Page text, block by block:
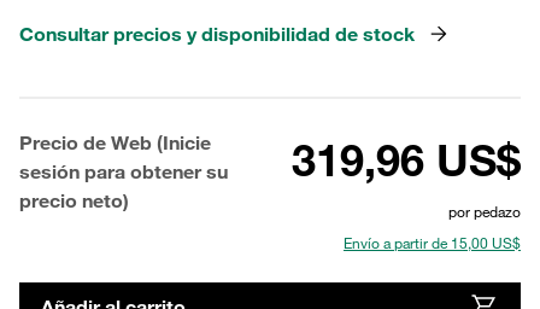
Consultar precios y disponibilidad de stock
Precio de Web (Inicie
sesión para obtener su
precio neto)
319,96 US$
por pedazo
Envío a partir de 15,00 US$